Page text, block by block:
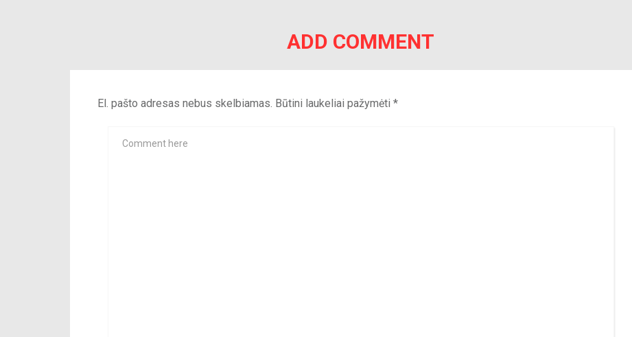
ADD COMMENT
El. pašto adresas nebus skelbiamas. Būtini laukeliai pažymėti *